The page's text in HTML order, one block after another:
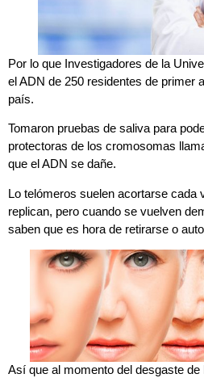
Por lo que Investigadores de la
el ADN de 250 residentes de primer
país.
Tomaron pruebas de saliva para
protectoras de los cromosomas
que el ADN se dañe.
Lo telómeros suelen acortarse cada
replican, pero cuando se vuelven
saben que es hora de retirarse o
Así que al momento del desgaste